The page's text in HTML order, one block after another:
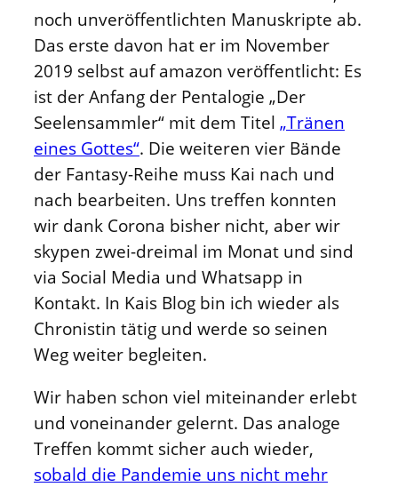
noch unveröffentlichten Manuskripte ab.
Das erste davon hat er im November
2019 selbst auf amazon veröffentlicht: Es
ist der Anfang der Pentalogie „Der
Seelensammler“ mit dem Titel „Tränen
eines Gottes“. Die weiteren vier Bände
der Fantasy-Reihe muss Kai nach und
nach bearbeiten. Uns treffen konnten
wir dank Corona bisher nicht, aber wir
skypen zwei-dreimal im Monat und sind
via Social Media und Whatsapp in
Kontakt. In Kais Blog bin ich wieder als
Chronistin tätig und werde so seinen
Weg weiter begleiten.
Wir haben schon viel miteinander erlebt
und voneinander gelernt. Das analoge
Treffen kommt sicher auch wieder,
sobald die Pandemie uns nicht mehr